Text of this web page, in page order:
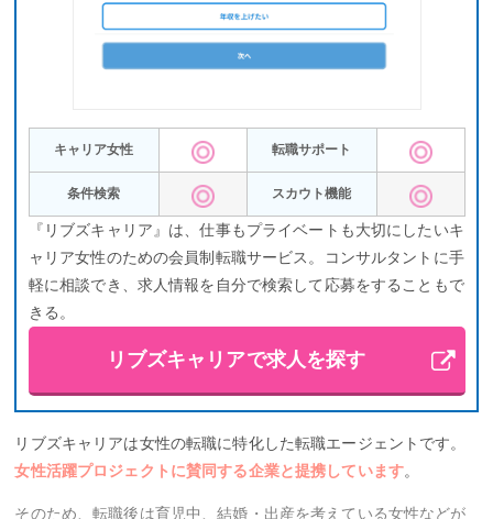
なサポートが受けられるとは思わない方が良いでしょう。
強い目的意識があり、自分のスキルや経歴に自信がある転職者向
けの転職エージェントです。
JACリクルートメントの公式サイトはこちら
とじる
キャリア女性 転職サポート
条件検索 スカウト機能
『リブズキャリア』は、仕事もプライベートも大切にしたいキ
ャリア女性のための会員制転職サービス。コンサルタントに手
軽に相談でき、求人情報を自分で検索して応募をすることもで
きる。
リブズキャリアで求人を探す
リブズキャリアは女性の転職に特化した転職エージェントです。
女性活躍プロジェクトに賛同する企業と提携しています。
そのため、転職後は育児中、結婚・出産を考えている女性などが